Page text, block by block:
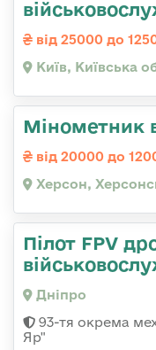
від 25000 до
Київ, Київська
Мінометник
від 20000 до
Херсон,
Пілот FPV
Дніпро
93-тя окрема
Яр"